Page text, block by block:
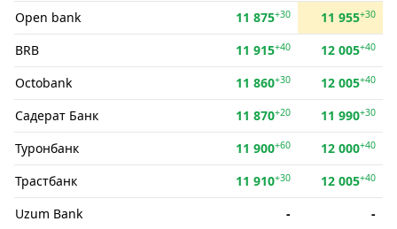
Open bank 11 875+30 11 955+30
BRB 11 915+40 12 005+40
Octobank 11 860+30 12 005+40
Садерат Банк 11 870+20 11 990+30
Туронбанк 11 900+60 12 000+40
Трастбанк 11 910+30 12 005+40
Uzum Bank -
-